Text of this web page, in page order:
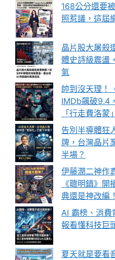
168公分還要
照惹議，這屆
晶片股大屠殺
體史詩級震盪
氣
帥到沒天理！
IMDb飆破9.4
「行走費洛蒙
告別半導體狂
牌，台灣晶片
半場？
伊藤潤二神作
《聰明鎮》
典還是神改編！
AI 霸榜、消費
報看懂科技巨
夏天就是要看